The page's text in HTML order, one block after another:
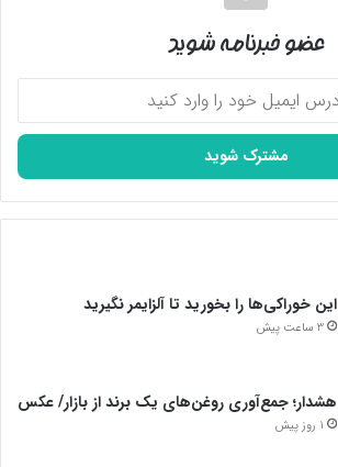
عضو خبرنامه شوید
این خوراکی‌ها را بخورید تا آلزایمر نگیرید
3 ساعت پیش
هشدار؛ جمع‌آوری روغن‌های یک برند از بازار/ عکس
1 روز پیش